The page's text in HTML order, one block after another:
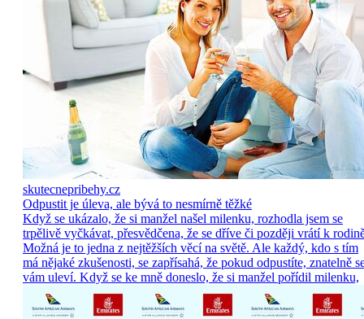
skutecnepribehy.cz
Odpustit je úleva, ale bývá to nesmírně těžké
Když se ukázalo, že si manžel našel milenku, rozhodla jsem se
trpělivě vyčkávat, přesvědčena, že se dříve či později vrátí k
Možná je to jedna z nejtěžších věcí na světě. Ale každý, kdo s tím
má nějaké zkušenosti, se zapřísahá, že pokud odpustíte, znatelně
vám uleví. Když se ke mně doneslo, že si manžel pořídil milenku,